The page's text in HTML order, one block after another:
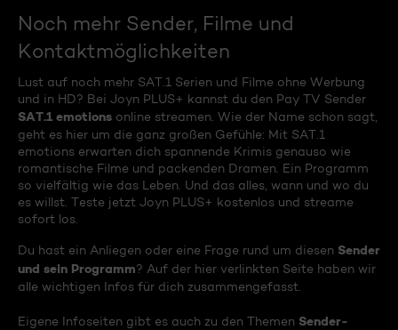
Noch mehr Sender, Filme und
Kontaktmöglichkeiten
Lust auf noch mehr SAT.1 Serien und Filme ohne Werbung
und in HD? Bei Joyn PLUS+ kannst du den Pay TV Sender
SAT.1 emotions online streamen. Wie der Name schon sagt,
geht es hier um die ganz großen Gefühle: Mit SAT.1
emotions erwarten dich spannende Krimis genauso wie
romantische Filme und packenden Dramen. Ein Programm
so vielfältig wie das Leben. Und das alles, wann und wo du
es willst. Teste jetzt Joyn PLUS+ kostenlos und streame
sofort los.
Du hast ein Anliegen oder eine Frage rund um diesen Sender
und sein Programm? Auf der hier verlinkten Seite haben wir
alle wichtigen Infos für dich zusammengefasst.
Eigene Infoseiten gibt es auch zu den Themen Sender-